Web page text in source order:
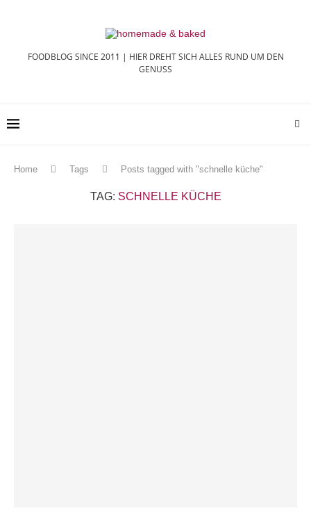
FOODBLOG SINCE 2011 | HIER DREHT SICH ALLES RUND UM DEN
GENUSS
Home Tags Posts tagged with "schnelle küche"
TAG: SCHNELLE KÜCHE